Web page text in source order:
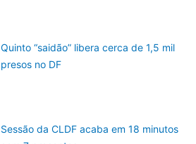
Quinto “saidão” libera cerca de 1,5 mil
presos no DF
Sessão da CLDF acaba em 18 minutos